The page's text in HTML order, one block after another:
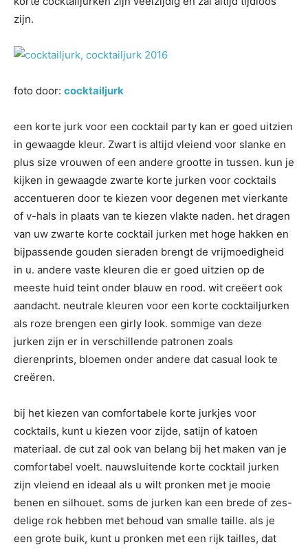
zijn.
foto door: cocktailjurk
een korte jurk voor een cocktail party kan er goed uitzien
in gewaagde kleur. Zwart is altijd vleiend voor slanke en
plus size vrouwen of een andere grootte in tussen. kun je
kijken in gewaagde zwarte korte jurken voor cocktails
accentueren door te kiezen voor degenen met vierkante
of v-hals in plaats van te kiezen vlakte naden. het dragen
van uw zwarte korte cocktail jurken met hoge hakken en
bijpassende gouden sieraden brengt de vrijmoedigheid
in u. andere vaste kleuren die er goed uitzien op de
meeste huid teint onder blauw en rood. wit creëert ook
aandacht. neutrale kleuren voor een korte cocktailjurken
als roze brengen een girly look. sommige van deze
jurken zijn er in verschillende patronen zoals
dierenprints, bloemen onder andere dat casual look te
creëren.
bij het kiezen van comfortabele korte jurkjes voor
cocktails, kunt u kiezen voor zijde, satijn of katoen
materiaal. de cut zal ook van belang bij het maken van je
comfortabel voelt. nauwsluitende korte cocktail jurken
zijn vleiend en ideaal als u wilt pronken met je mooie
benen en silhouet. soms de jurken kan een brede of zes-
delige rok hebben met behoud van smalle taille. als je
een grote buik, kunt u pronken met een rijk tailles, dat